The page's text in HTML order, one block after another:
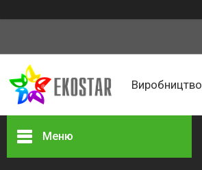
Виробництво
Меню